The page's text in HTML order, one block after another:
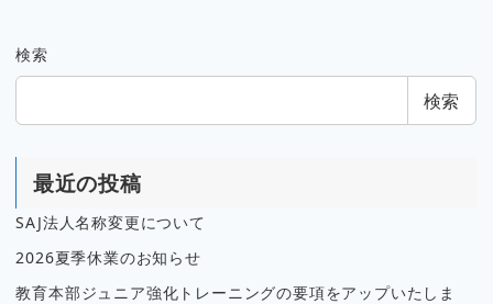
検索
検索
最近の投稿
SAJ法人名称変更について
2026夏季休業のお知らせ
教育本部ジュニア強化トレーニングの要項をアップいたしま